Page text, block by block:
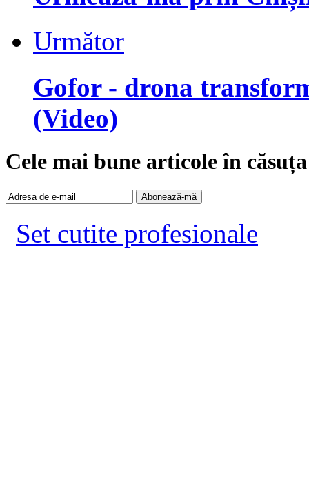
Următor
Gofor - drona
(Video)
Cele mai bune articole în
Set cutite profesionale